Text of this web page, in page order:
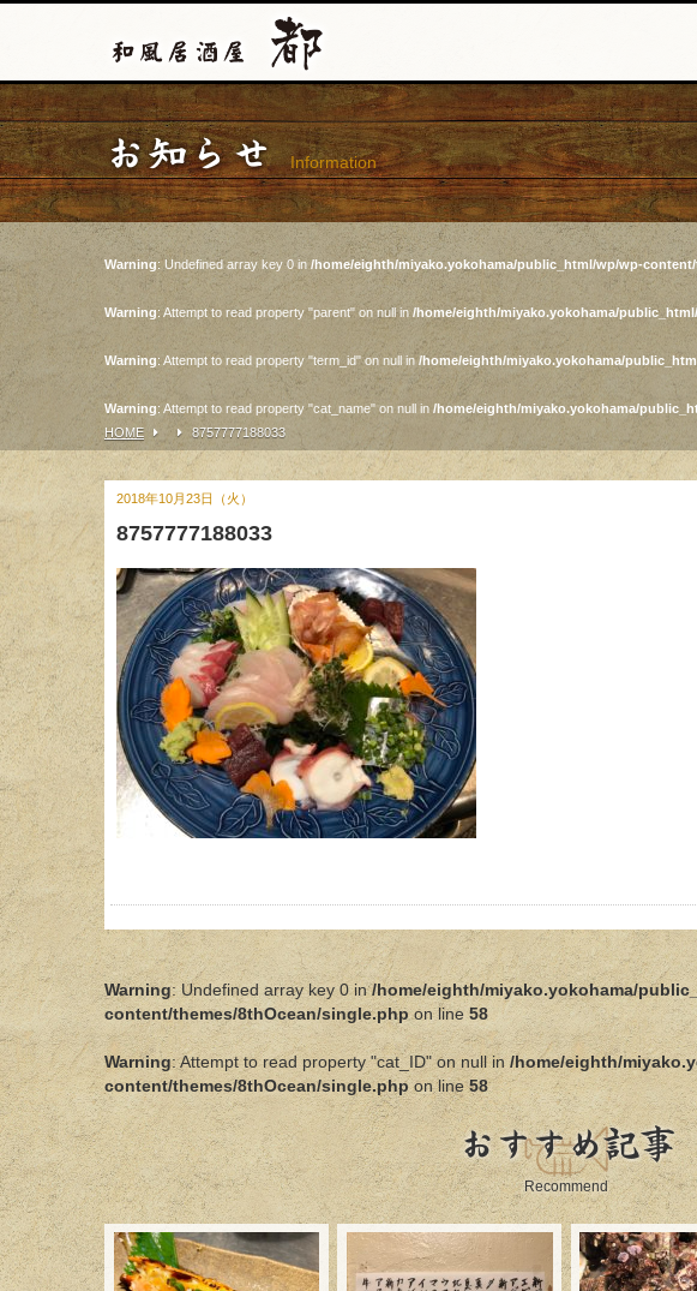
お知らせ Information
Warning: Undefined array key 0 in /home/eighth/miyako.yokohama/public_html/wp/wp-
Warning: Attempt to read property "parent" on null in/home/eighth/miyako.yokohama/
Warning: Attempt to read property "term_id" on null in/home/eighth/miyako.yokohama/
Warning: Attempt to read property "cat_name" on null in /home/eighth/miyako.yokohama/
HOME
8757777188033
2018年10月23日（火）
8757777188033
Warning: Undefined array key 0 in/home/eighth/miyako.yokohama/
content/themes/8thOcean/single.phpon line58
Warning: Attempt to read property "cat_ID" on null in /home/eighth/
content/themes/8thOcean/single.phpon line58
おすすめ記事
Recommend